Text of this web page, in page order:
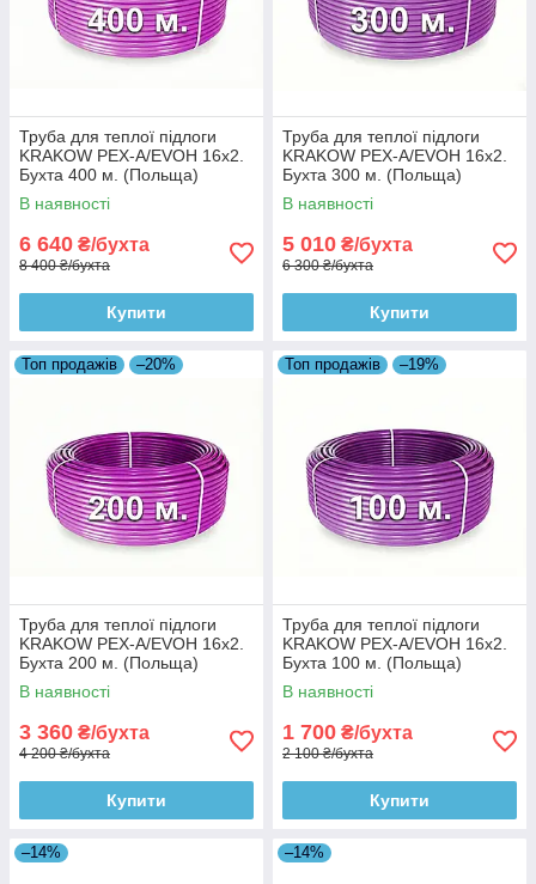
Труба для теплої підлоги
KRAKOW PEX-A/EVOH 16x2.
Бухта 400 м. (Польща)
В наявності
6 640 ₴/бухта
8 400 ₴/бухта
Купити
Труба для теплої підлоги
KRAKOW PEX-A/EVOH 16x2.
Бухта 300 м. (Польща)
В наявності
5 010 ₴/бухта
6 300 ₴/бухта
Купити
Топ продажів –20%
Труба для теплої підлоги
KRAKOW PEX-A/EVOH 16x2.
Бухта 200 м. (Польща)
В наявності
3 360 ₴/бухта
4 200 ₴/бухта
Купити
Топ продажів –19%
Труба для теплої підлоги
KRAKOW PEX-A/EVOH 16x2.
Бухта 100 м. (Польща)
В наявності
1 700 ₴/бухта
2 100 ₴/бухта
Купити
–14% –14%